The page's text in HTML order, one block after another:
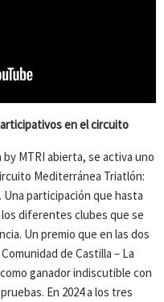
en el circuito
MTRI abierta, se activa uno
Mediterránea Triatlón:
participación que hasta
diferentes clubes que se
Un premio que en las dos
de Castilla – La
ganador indiscutible con
En 2024 a los tres